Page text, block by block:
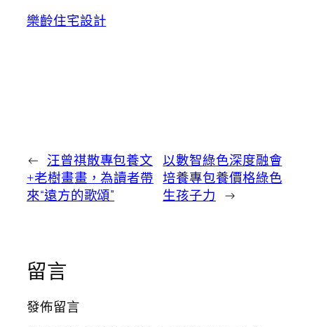
樂齡住宅設計
← 汪曾祺散專包養文
+老樹畫畫，為讀者帶
來“遠方的歌頌”
以數智綠色深度融會
培養專包養價格綠色
生孩子力 →
留言
發佈留言